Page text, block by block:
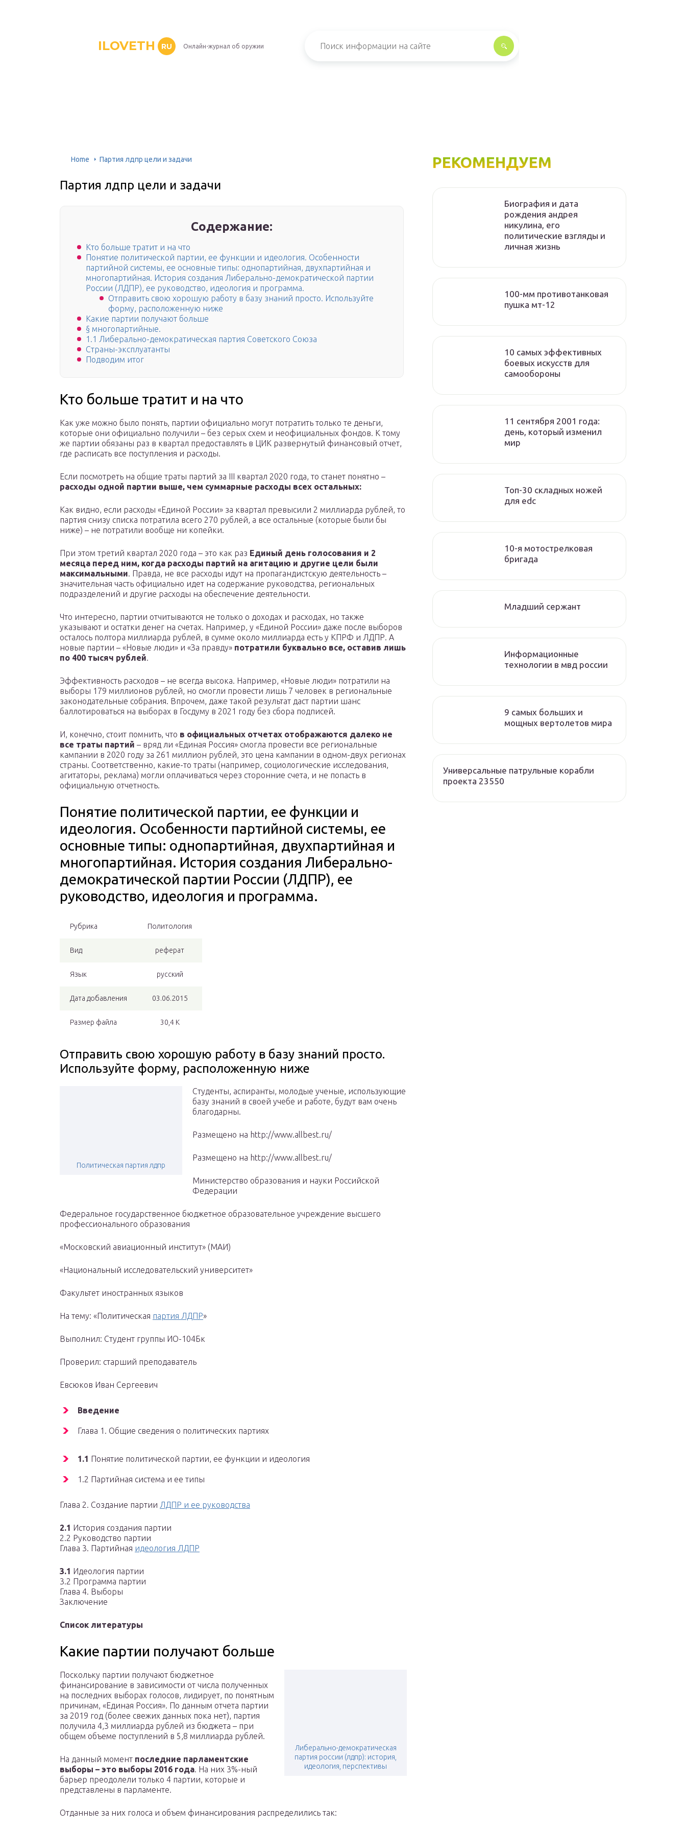
ILOVETH RU Онлайн-журнал об оружии
Home Партия лдпр цели и задачи
Партия лдпр цели и задачи
Содержание:
Кто больше тратит и на что
Понятие политической партии, ее функции и идеология. Особенности
партийной системы, ее основные типы: однопартийная, двухпартийная и
многопартийная. История создания Либерально-демократической партии
России (ЛДПР), ее руководство, идеология и программа.
Отправить свою хорошую работу в базу знаний просто. Используйте
форму, расположенную ниже
Какие партии получают больше
§ многопартийные.
1.1 Либерально-демократическая партия Советского Союза
Страны-эксплуатанты
Подводим итог
Кто больше тратит и на что
Как уже можно было понять, партии официально могут потратить только те деньги,
которые они официально получили – без серых схем и неофициальных фондов. К тому
же партии обязаны раз в квартал предоставлять в ЦИК развернутый финансовый отчет,
где расписать все поступления и расходы.
Если посмотреть на общие траты партий за III квартал 2020 года, то станет понятно –
расходы одной партии выше, чем суммарные расходы всех остальных:
Как видно, если расходы «Единой России» за квартал превысили 2 миллиарда рублей, то
партия снизу списка потратила всего 270 рублей, а все остальные (которые были бы
ниже) – не потратили вообще ни копейки.
При этом третий квартал 2020 года – это как раз Единый день голосования и 2
месяца перед ним, когда расходы партий на агитацию и другие цели были
максимальными. Правда, не все расходы идут на пропагандистскую деятельность –
значительная часть официально идет на содержание руководства, региональных
подразделений и другие расходы на обеспечение деятельности.
Что интересно, партии отчитываются не только о доходах и расходах, но также
указывают и остатки денег на счетах. Например, у «Единой России» даже после выборов
осталось полтора миллиарда рублей, в сумме около миллиарда есть у КПРФ и ЛДПР. А
новые партии – «Новые люди» и «За правду» потратили буквально все, оставив лишь
по 400 тысяч рублей.
Эффективность расходов – не всегда высока. Например, «Новые люди» потратили на
выборы 179 миллионов рублей, но смогли провести лишь 7 человек в региональные
законодательные собрания. Впрочем, даже такой результат даст партии шанс
баллотироваться на выборах в Госдуму в 2021 году без сбора подписей.
И, конечно, стоит помнить, что в официальных отчетах отображаются далеко не
все траты партий – вряд ли «Единая Россия» смогла провести все региональные
кампании в 2020 году за 261 миллион рублей, это цена кампании в одном-двух регионах
страны. Соответственно, какие-то траты (например, социологические исследования,
агитаторы, реклама) могли оплачиваться через сторонние счета, и не попасть в
официальную отчетность.
Понятие политической партии, ее функции и
идеология. Особенности партийной системы, ее
основные типы: однопартийная, двухпартийная и
многопартийная. История создания Либерально-
демократической партии России (ЛДПР), ее
руководство, идеология и программа.
Рубрика Политология
Вид реферат
Язык русский
Дата добавления 03.06.2015
Размер файла 30,4 K
Отправить свою хорошую работу в базу знаний просто.
Используйте форму, расположенную ниже
Политическая партия лдпр
Студенты, аспиранты, молодые ученые, использующие
базу знаний в своей учебе и работе, будут вам очень
благодарны.
Размещено на http://www.allbest.ru/
Размещено на http://www.allbest.ru/
Министерство образования и науки Российской
Федерации
Федеральное государственное бюджетное образовательное учреждение высшего
профессионального образования
«Московский авиационный институт» (МАИ)
«Национальный исследовательский университет»
Факультет иностранных языков
На тему: «Политическая партия ЛДПР»
Выполнил: Студент группы ИО-104Бк
Проверил: старший преподаватель
Евсюков Иван Сергеевич
Введение
Глава 1. Общие сведения о политических партиях
1.1 Понятие политической партии, ее функции и идеология
1.2 Партийная система и ее типы
Глава 2. Создание партии ЛДПР и ее руководства
2.1 История создания партии
2.2 Руководство партии
Глава 3. Партийная идеология ЛДПР
3.1 Идеология партии
3.2 Программа партии
Глава 4. Выборы
Заключение
Список литературы
Какие партии получают больше
Либерально-демократическая
партия россии (лдпр): история,
идеология, перспективы
Поскольку партии получают бюджетное
финансирование в зависимости от числа полученных
на последних выборах голосов, лидирует, по понятным
причинам, «Единая Россия». По данным отчета партии
за 2019 год (более свежих данных пока нет), партия
получила 4,3 миллиарда рублей из бюджета – при
общем объеме поступлений в 5,8 миллиарда рублей.
На данный момент последние парламентские
выборы – это выборы 2016 года. На них 3%-ный
барьер преодолели только 4 партии, которые и
представлены в парламенте.
Отданные за них голоса и объем финансирования распределились так:
РЕКОМЕНДУЕМ
Биография и дата
рождения андрея
никулина, его
политические взгляды и
личная жизнь
100-мм противотанковая
пушка мт-12
10 самых эффективных
боевых искусств для
самообороны
11 сентября 2001 года:
день, который изменил
мир
Топ-30 складных ножей
для edc
10-я мотострелковая
бригада
Младший сержант
Информационные
технологии в мвд россии
9 самых больших и
мощных вертолетов мира
Универсальные патрульные корабли
проекта 23550